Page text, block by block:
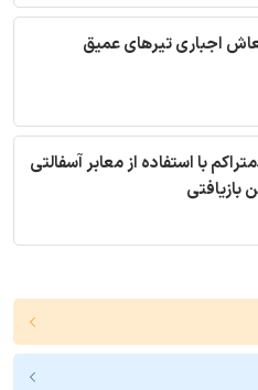
اجباری تیرهای عمیق
با استفاده از معابر آسفالتی
بازیافتی